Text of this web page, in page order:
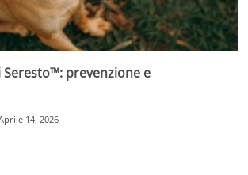
prevenzione e
14, 2026